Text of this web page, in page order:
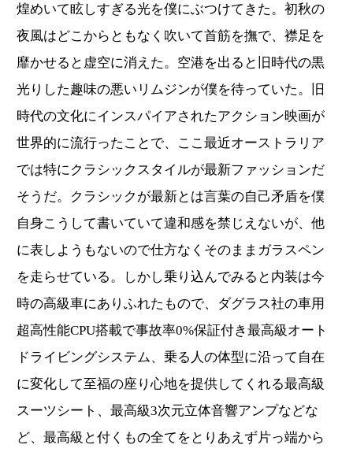
煌めいて眩しすぎる光を僕にぶつけてきた。初秋の
夜風はどこからともなく吹いて首筋を撫で、襟足を
靡かせると虚空に消えた。空港を出ると旧時代の黒
光りした趣味の悪いリムジンが僕を待っていた。旧
時代の文化にインスパイアされたアクション映画が
世界的に流行ったことで、ここ最近オーストラリア
では特にクラシックスタイルが最新ファッションだ
そうだ。クラシックが最新とは言葉の自己矛盾を僕
自身こうして書いていて違和感を禁じえないが、他
に表しようもないので仕方なくそのままガラスペン
を走らせている。しかし乗り込んでみると内装は今
時の高級車にありふれたもので、ダグラス社の車用
超高性能CPU搭載で事故率0%保証付き最高級オート
ドライビングシステム、乗る人の体型に沿って自在
に変化して至福の座り心地を提供してくれる最高級
スーツシート、最高級3次元立体音響アンプなどな
ど、最高級と付くもの全てをとりあえず片っ端から